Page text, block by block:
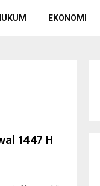
EKONOMI
1447 H